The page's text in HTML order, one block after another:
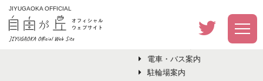
JIYUGAOKA OFFICIAL
イベント アクセス・その他
アクセス・その他トップ
電車・バス案内
駐輪場案内